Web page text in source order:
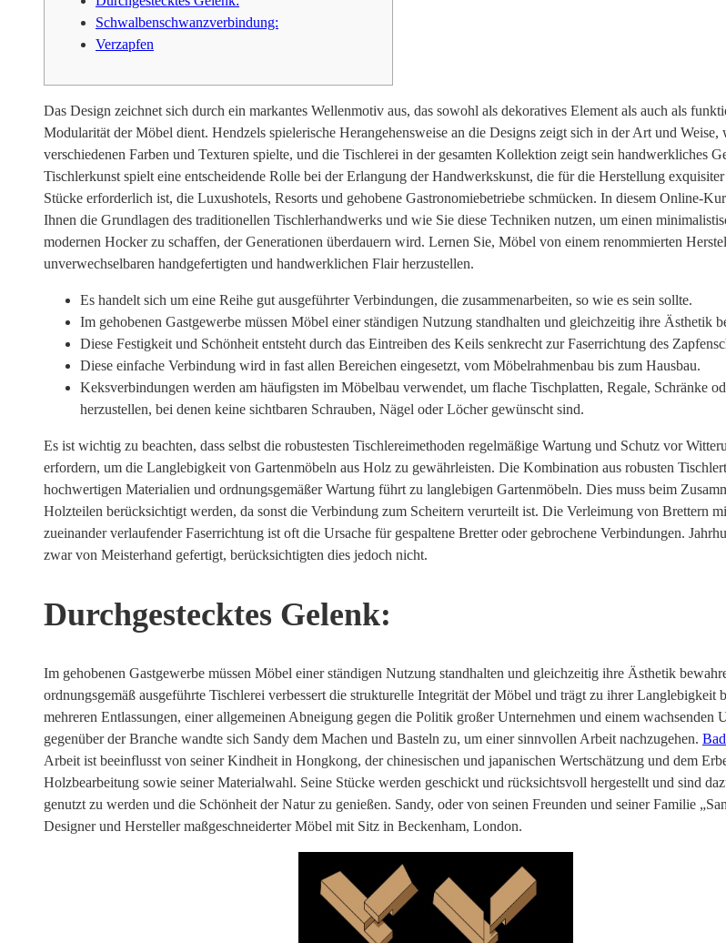
Schwalbenschwanzverbindung:
Verzapfen
Das Design zeichnet sich durch ein markantes Wellenmotiv aus, das sowohl als dekoratives Element als auch als
Modularität der Möbel dient. Hendzels spielerische Herangehensweise an die Designs zeigt sich in der Art und Weise,
verschiedenen Farben und Texturen spielte, und die Tischlerei in der gesamten Kollektion zeigt sein handwerkliches
Tischlerkunst spielt eine entscheidende Rolle bei der Erlangung der Handwerkskunst, die für die Herstellung
Stücke erforderlich ist, die Luxushotels, Resorts und gehobene Gastronomiebetriebe schmücken. In diesem Online-
Ihnen die Grundlagen des traditionellen Tischlerhandwerks und wie Sie diese Techniken nutzen, um einen
modernen Hocker zu schaffen, der Generationen überdauern wird. Lernen Sie, Möbel von einem renommierten
unverwechselbaren handgefertigten und handwerklichen Flair herzustellen.
Es handelt sich um eine Reihe gut ausgeführter Verbindungen, die zusammenarbeiten, so wie es sein sollte.
Im gehobenen Gastgewerbe müssen Möbel einer ständigen Nutzung standhalten und gleichzeitig ihre Ästhetik
Diese Festigkeit und Schönheit entsteht durch das Eintreiben des Keils senkrecht zur Faserrichtung des
Diese einfache Verbindung wird in fast allen Bereichen eingesetzt, vom Möbelrahmenbau bis zum Hausbau.
Keksverbindungen werden am häufigsten im Möbelbau verwendet, um flache Tischplatten, Regale, Schränke
herzustellen, bei denen keine sichtbaren Schrauben, Nägel oder Löcher gewünscht sind.
Es ist wichtig zu beachten, dass selbst die robustesten Tischlereimethoden regelmäßige Wartung und Schutz vor
erfordern, um die Langlebigkeit von Gartenmöbeln aus Holz zu gewährleisten. Die Kombination aus robusten
hochwertigen Materialien und ordnungsgemäßer Wartung führt zu langlebigen Gartenmöbeln. Dies muss beim
Holzteilen berücksichtigt werden, da sonst die Verbindung zum Scheitern verurteilt ist. Die Verleimung von Brettern
zueinander verlaufender Faserrichtung ist oft die Ursache für gespaltene Bretter oder gebrochene Verbindungen.
zwar von Meisterhand gefertigt, berücksichtigten dies jedoch nicht.
Durchgestecktes Gelenk:
Im gehobenen Gastgewerbe müssen Möbel einer ständigen Nutzung standhalten und gleichzeitig ihre Ästhetik
ordnungsgemäß ausgeführte Tischlerei verbessert die strukturelle Integrität der Möbel und trägt zu ihrer Langlebigkeit
mehreren Entlassungen, einer allgemeinen Abneigung gegen die Politik großer Unternehmen und einem wachsenden
gegenüber der Branche wandte sich Sandy dem Machen und Basteln zu, um einer sinnvollen Arbeit nachzugehen.
Arbeit ist beeinflusst von seiner Kindheit in Hongkong, der chinesischen und japanischen Wertschätzung und dem
Holzbearbeitung sowie seiner Materialwahl. Seine Stücke werden geschickt und rücksichtsvoll hergestellt und sind
genutzt zu werden und die Schönheit der Natur zu genießen. Sandy, oder von seinen Freunden und seiner Familie
Designer und Hersteller maßgeschneiderter Möbel mit Sitz in Beckenham, London.